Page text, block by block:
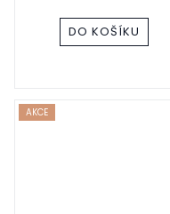
DO KOŠÍKU
AKCE